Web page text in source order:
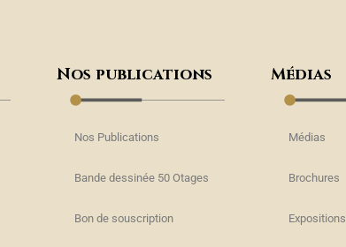
Nos publications
Nos Publications
Bande dessinée 50 Otages
Bon de souscription
Médias
Médias
Brochures
Expositions